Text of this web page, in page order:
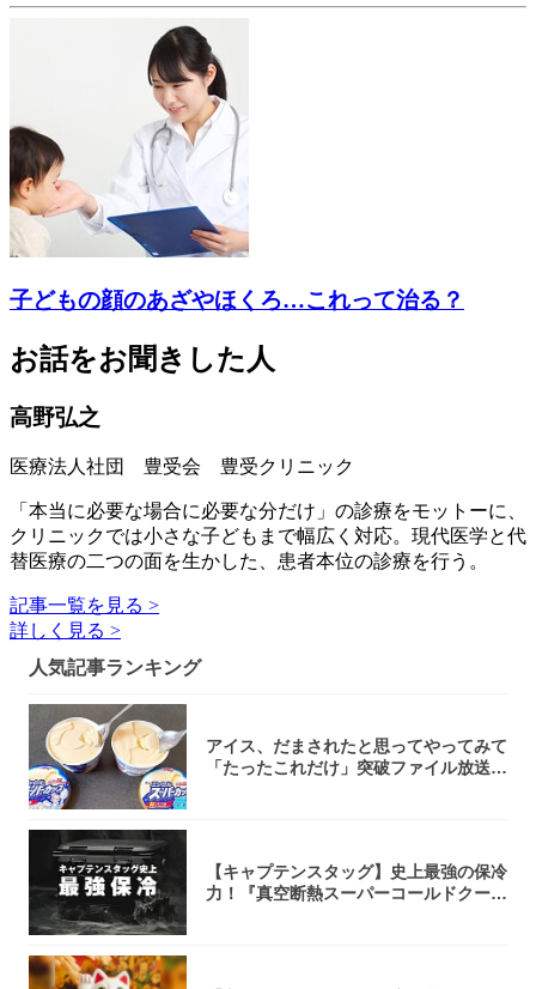
子どもの顔のあざやほくろ…これって治る？
お話をお聞きした人
高野弘之
医療法人社団 豊受会 豊受クリニック
「本当に必要な場合に必要な分だけ」の診療をモットーに、
クリニックでは小さな子どもまで幅広く対応。現代医学と代
替医療の二つの面を生かした、患者本位の診療を行う。
記事一覧を見る >
詳しく見る >
人気記事ランキング
アイス、だまされたと思ってやってみて
「たったこれだけ」突破ファイル放送で
【キャプテンスタッグ】史上最強の保冷
力！『真空断熱スーパーコールドクーラ